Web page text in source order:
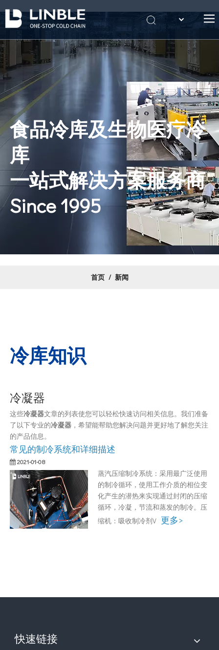
关于我们
产品
案例
冷库知识
联系我们
Português
食品冷库及生物医疗冷
库
一站式解决方案服务商
Since 1995
首页 / 新闻
冷库知识
冷凝器
这些冷凝器文章的列表使您可以轻松快速访问相关信息。我们准备
了以下专业的冷凝器 ，希望能帮助您解决问题并更好地了解您关注
的产品信息。
常见的制冷系统和详细描述
2021-01-08
蒸汽压缩制冷系统：采用最广泛使用
的制冷循环，使用工作介质的相位变
化产生的潜热来实现通过封闭的压缩
循环，冷凝，节流和蒸发的制冷。压
缩机：吸收制冷剂V 更多>
快速链接